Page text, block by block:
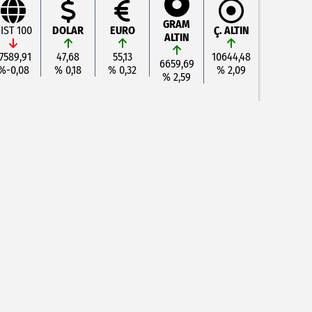
100
0,08
DOLAR
47,68
% 0,18
EURO
55,13
% 0,32
GRAM
ALTIN
6659,69
% 2,59
Ç. ALTIN
10644,48
% 2,09